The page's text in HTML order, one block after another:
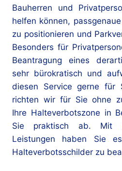
Bauherren und
helfen können,
zu positionieren und
Besonders für
Beantragung eines
sehr bürokratisch und
diesen Service gerne für
richten wir für Sie ohne
Ihre Halteverbotszone in
Sie praktisch ab. Mit
Leistungen haben Sie
Halteverbotsschilder zu